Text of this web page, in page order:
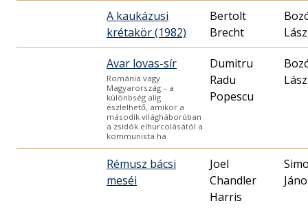
A kaukázusi
krétakör (1982)
Bertolt
Brecht
Avar lovas-sír
Románia vagy
Magyarország – a
különbség alig
észlelhető, amikor a
második világháborúban
a zsidók elhurcolásától a
kommunista ha
Dumitru
Radu
Popescu
Rémusz bácsi
meséi
Joel
Chandler
Harris